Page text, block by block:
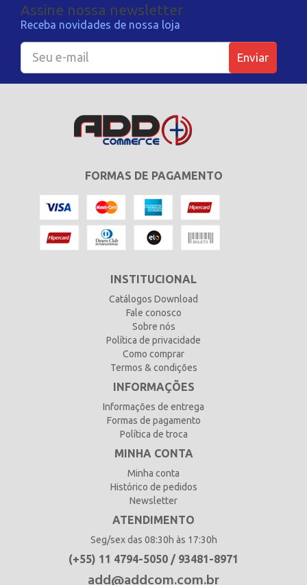
Assine nossa newsletter
Receba novidades de nossa loja
Enviar
FORMAS DE PAGAMENTO
INSTITUCIONAL
Catálogos Download
Fale conosco
Sobre nós
Política de privacidade
Como comprar
Termos & condições
INFORMAÇÕES
Informações de entrega
Formas de pagamento
Política de troca
MINHA CONTA
Minha conta
Histórico de pedidos
Newsletter
ATENDIMENTO
Seg/sex das 08:30h às 17:30h
(+55) 11 4794-5050 / 93481-8971